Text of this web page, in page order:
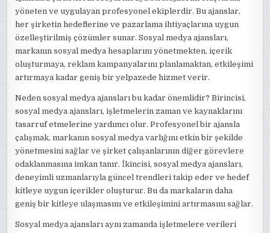
yöneten ve uygulayan profesyonel ekiplerdir. Bu ajanslar,
her şirketin hedeflerine ve pazarlama ihtiyaçlarına uygun
özelleştirilmiş çözümler sunar. Sosyal medya ajansları,
markanın sosyal medya hesaplarını yönetmekten, içerik
oluşturmaya, reklam kampanyalarını planlamaktan, etkileşimi
artırmaya kadar geniş bir yelpazede hizmet verir.
Neden sosyal medya ajansları bu kadar önemlidir? Birincisi,
sosyal medya ajansları, işletmelerin zaman ve kaynaklarını
tasarruf etmelerine yardımcı olur. Profesyonel bir ajansla
çalışmak, markanın sosyal medya varlığını etkin bir şekilde
yönetmesini sağlar ve şirket çalışanlarının diğer görevlere
odaklanmasına imkan tanır. İkincisi, sosyal medya ajansları,
deneyimli uzmanlarıyla güncel trendleri takip eder ve hedef
kitleye uygun içerikler oluşturur. Bu da markaların daha
geniş bir kitleye ulaşmasını ve etkileşimini artırmasını sağlar.
Sosyal medya ajansları aynı zamanda işletmelere verileri